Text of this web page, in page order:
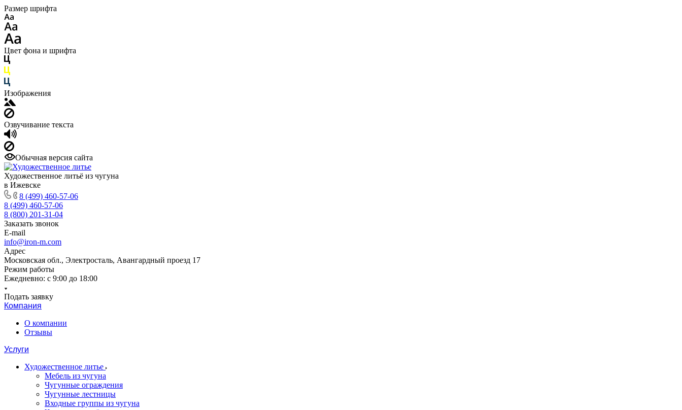
Размер шрифта
Цвет фона и шрифта
Изображения
Озвучивание текста
Обычная версия сайта
Художественное литьё из чугуна
в Ижевске
8 (499) 460-57-06
8 (499) 460-57-06
8 (800) 201-31-04
Заказать звонок
E-mail
info@iron-m.com
Адрес
Московская обл., Электросталь, Авангардный проезд 17
Режим работы
Ежедневно: с 9:00 до 18:00
Подать заявку
Компания
О компании
Отзывы
Услуги
Художественное литье
Мебель из чугуна
Чугунные ограждения
Чугунные лестницы
Входные группы из чугуна